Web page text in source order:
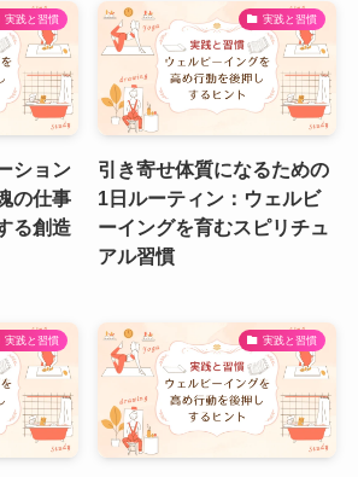
実践と習慣
ション
の仕事
る創造
実践と習慣
引き寄せ体質になるための
1日ルーティン：ウェルビ
ーイングを育むスピリチュ
アル習慣
実践と習慣 実践と習慣